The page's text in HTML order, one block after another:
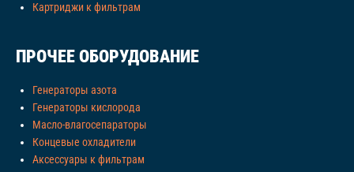
Картриджи к фильтрам
ПРОЧЕЕ ОБОРУДОВАНИЕ
Генераторы азота
Генераторы кислорода
Масло-влагосепараторы
Концевые охладители
Аксессуары к фильтрам